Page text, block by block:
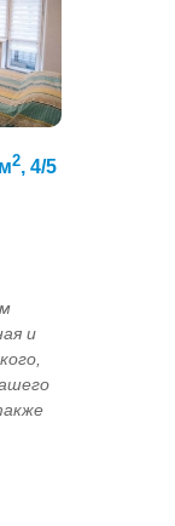
2, 4/5
и